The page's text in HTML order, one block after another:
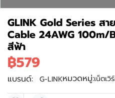
GLINK Gold Series ส
Cable 24AWG 100m/
สีฟ้า
฿579
แบรนด์: G-LINKหมวดหมู่:เน็ตเ